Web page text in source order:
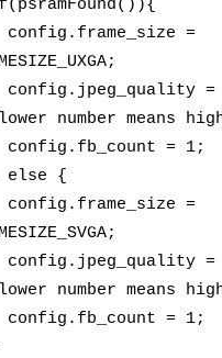
=
=
number means
= 1;
{
=
=
number means
= 1;